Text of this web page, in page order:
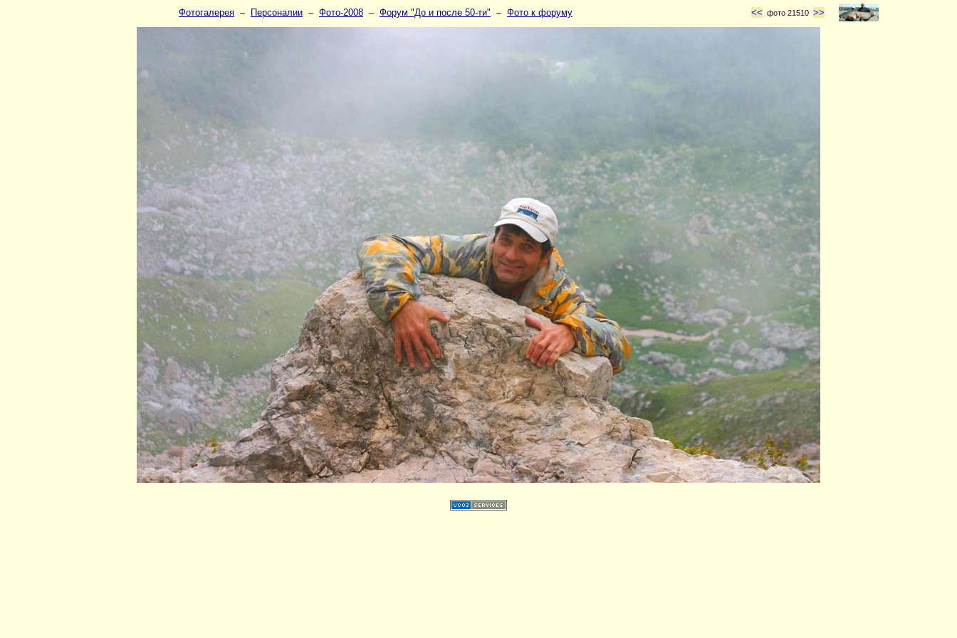
Фотогалерея – Персоналии – Фото-2008 – Форум "До и после 50-ти" – Фото к форуму << фото 21510 >>